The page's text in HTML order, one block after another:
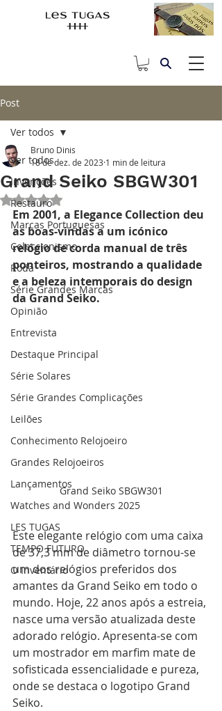
Post
Ver todos
Invenções
Restauro
Marcas Portuguesas
Coleccionismo
Roda
Série Grandes Marcas
Opinião
Entrevista
Destaque Principal
Série Solares
Série Grandes Complicações
Leilões
Conhecimento Relojoeiro
Grandes Relojoeiros
Lançamentos
Watches and Wonders 2025
LES TUGAS
TEMPO FUTURO
O Inventário
Ver todos
Grand Seiko SBGW301
Bruno Dinis
18 de dez. de 2023 1 min de leitura
Avaliado com NaN de 5 estrelas.
Em 2001, a Elegance Collection deu
as boas-vindas a um icónico
relógio de corda manual de três
ponteiros, mostrando a qualidade
e a beleza intemporais do design
da Grand Seiko.
Grand Seiko SBGW301
Este elegante relógio com uma caixa
de 37,3 mm de diâmetro tornou-se
um dos relógios preferidos dos
amantes da Grand Seiko em todo o
mundo. Hoje, 22 anos após a estreia,
nasce uma versão atualizada deste
adorado relógio. Apresenta-se com
um mostrador em marfim mate de
sofisticada essencialidade e pureza,
onde se destaca o logotipo Grand
Seiko.